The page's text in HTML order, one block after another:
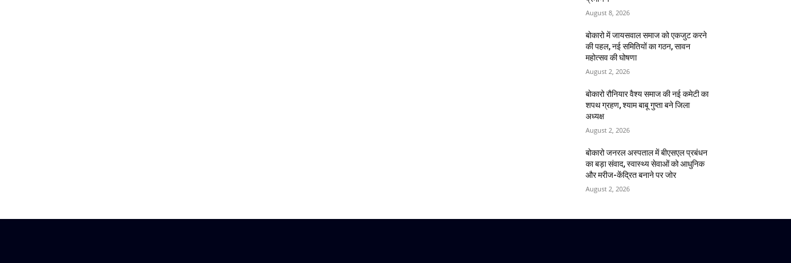
August 8, 2026
बोकारो में जायसवाल समाज को एकजुट करने
की पहल, नई समितियों का गठन, सावन
महोत्सव की घोषणा
August 2, 2026
बोकारो रौनियार वैश्य समाज की नई कमेटी का
शपथ ग्रहण, श्याम बाबू गुप्ता बने जिला
अध्यक्ष
August 2, 2026
बोकारो जनरल अस्पताल में बीएसएल प्रबंधन
का बड़ा संवाद, स्वास्थ्य सेवाओं को आधुनिक
और मरीज-केंद्रित बनाने पर जोर
August 2, 2026